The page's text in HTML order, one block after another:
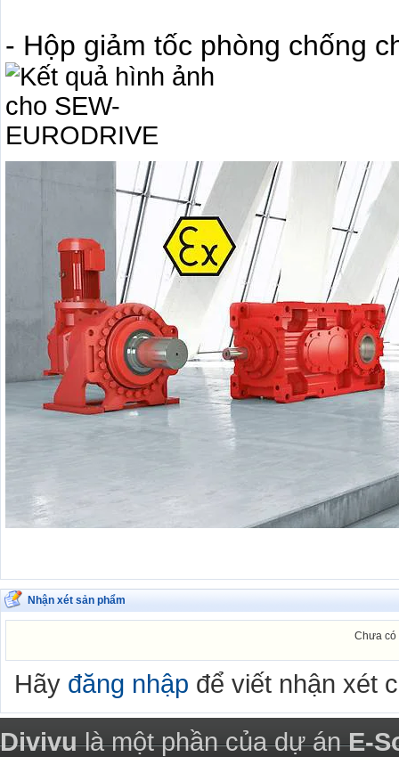
- Hộp giảm tốc phòng chống
Nhận xét sản phẩm
Chưa có
Hãy đăng nhập để viết nhận xét
Divivulà một phần của dự ánE-